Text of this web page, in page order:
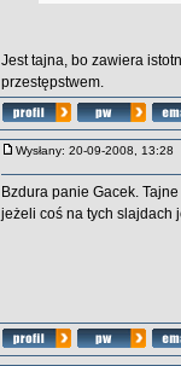
Jest tajna, bo zawiera
przestępstwem.
Wysłany: 20-09-2008, 13:28
Bzdura panie Gacek.
jeżeli coś na tych slajdach